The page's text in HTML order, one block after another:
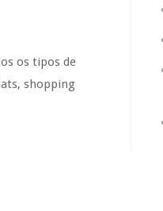
os tipos de
shopping